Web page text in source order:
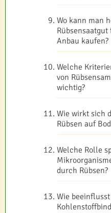
Wo kann man
Anbau kaufen?
Welche
von
wichtig?
Wie wirkt sich
Rübsen auf
Welche Rolle
durch Rübsen?
Wie